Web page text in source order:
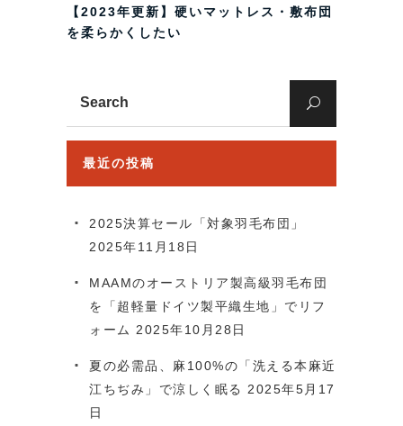
【2023年更新】硬いマットレス・敷布団
を柔らかくしたい
最近の投稿
2025決算セール「対象羽毛布団」
2025年11月18日
MAAMのオーストリア製高級羽毛布団
を「超軽量ドイツ製平織生地」でリフ
ォーム
2025年10月28日
夏の必需品、麻100%の「洗える本麻近
江ちぢみ」で涼しく眠る
2025年5月17
日